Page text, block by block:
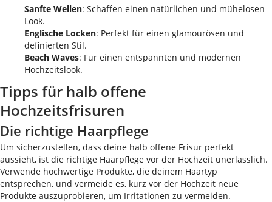
Sanfte Wellen: Schaffen einen natürlichen und mühelosen
Look.
Englische Locken: Perfekt für einen glamourösen und
definierten Stil.
Beach Waves: Für einen entspannten und modernen
Hochzeitslook.
Tipps für halb offene
Hochzeitsfrisuren
Die richtige Haarpflege
Um sicherzustellen, dass deine halb offene Frisur perfekt
aussieht, ist die richtige Haarpflege vor der Hochzeit unerlässlich.
Verwende hochwertige Produkte, die deinem Haartyp
entsprechen, und vermeide es, kurz vor der Hochzeit neue
Produkte auszuprobieren, um Irritationen zu vermeiden.